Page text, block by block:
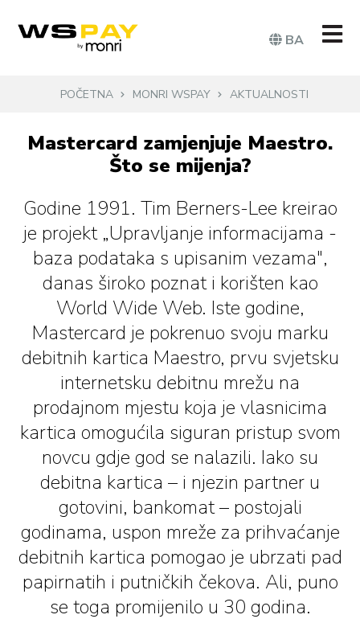
BA
POČETNA MONRI WSPAY AKTUALNOSTI
Mastercard zamjenjuje Maestro.
Što se mijenja?
Godine 1991. Tim Berners-Lee kreirao
je projekt „Upravljanje informacijama -
baza podataka s upisanim vezama",
danas široko poznat i korišten kao
World Wide Web. Iste godine,
Mastercard je pokrenuo svoju marku
debitnih kartica Maestro, prvu svjetsku
internetsku debitnu mrežu na
prodajnom mjestu koja je vlasnicima
kartica omogućila siguran pristup svom
novcu gdje god se nalazili. Iako su
debitna kartica – i njezin partner u
gotovini, bankomat – postojali
godinama, uspon mreže za prihvaćanje
debitnih kartica pomogao je ubrzati pad
papirnatih i putničkih čekova. Ali, puno
se toga promijenilo u 30 godina.